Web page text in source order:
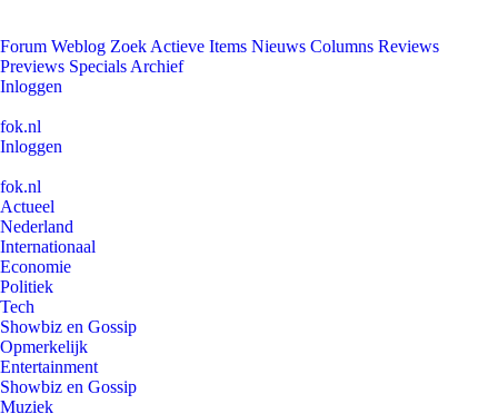
Forum Weblog Zoek Actieve Items Nieuws Columns Reviews
Previews Specials Archief
Inloggen
fok.nl
Inloggen
fok.nl
Actueel
Nederland
Internationaal
Economie
Politiek
Tech
Showbiz en Gossip
Opmerkelijk
Entertainment
Showbiz en Gossip
Muziek